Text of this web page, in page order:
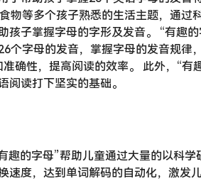
物等多个孩子熟悉的生活主题，通过
孩子掌握字母的字形及发音。 “有趣
个字母的发音，掌握字母的发音规律
确性，提高阅读的效率。 此外，“有
阅读打下坚实的基础。
趣的字母”帮助儿童通过大量的以科
度，达到单词解码的自动化，激发